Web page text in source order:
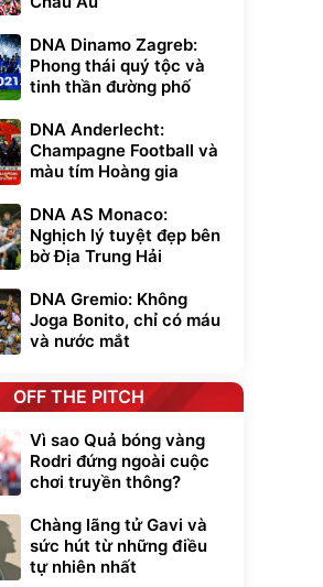
DNA Dinamo Zagreb:
Phong thái quý tộc và
tinh thần đường phố
DNA Anderlecht:
Champagne Football và
màu tím Hoàng gia
DNA AS Monaco:
Nghịch lý tuyệt đẹp bên
bờ Địa Trung Hải
DNA Gremio: Không
Joga Bonito, chỉ có máu
và nước mắt
OFF THE PITCH
Vì sao Quả bóng vàng
Rodri đứng ngoài cuộc
chơi truyền thông?
Chàng lãng tử Gavi và
sức hút từ những điều
tự nhiên nhất